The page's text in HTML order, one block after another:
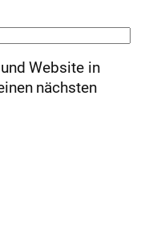
Website in
nächsten